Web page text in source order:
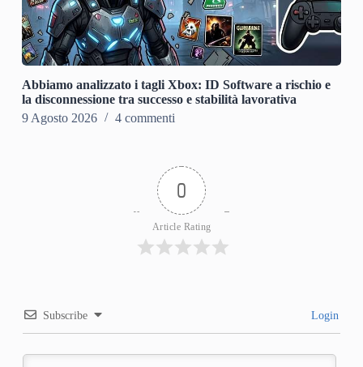
Abbiamo analizzato i tagli Xbox: ID Software a rischio e
la disconnessione tra successo e stabilità lavorativa
9 Agosto 2026
4 commenti
0
Article Rating
Subscribe Login